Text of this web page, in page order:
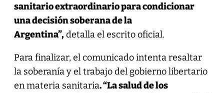
sanitario extraordinario para condicionar
una decisión soberana de la
Argentina”,detalla el escrito oficial.
Para finalizar, el comunicado intenta resaltar
la soberanía y el trabajo del gobierno libertario
en materia sanitaria. “La salud de los